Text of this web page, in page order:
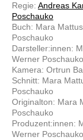
Regie: Andreas
Poschauko
Buch: Mara
Poschauko
Darsteller:innen:
Werner
Kamera: Ortrun
Schnitt: Mara
Poschauko
Originalton: Mara
Poschauko
Produzent:innen:
Werner Poschauko